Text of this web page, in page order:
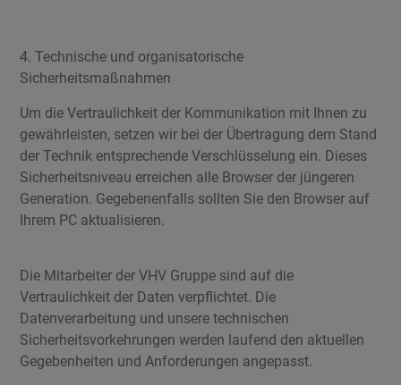
4. Technische und organisatorische
Sicherheitsmaßnahmen
Um die Vertraulichkeit der Kommunikation mit Ihnen zu
gewährleisten, setzen wir bei der Übertragung dem Stand
der Technik entsprechende Verschlüsselung ein. Dieses
Sicherheitsniveau erreichen alle Browser der jüngeren
Generation. Gegebenenfalls sollten Sie den Browser auf
Ihrem PC aktualisieren.
Die Mitarbeiter der VHV Gruppe sind auf die
Vertraulichkeit der Daten verpflichtet. Die
Datenverarbeitung und unsere technischen
Sicherheitsvorkehrungen werden laufend den aktuellen
Gegebenheiten und Anforderungen angepasst.